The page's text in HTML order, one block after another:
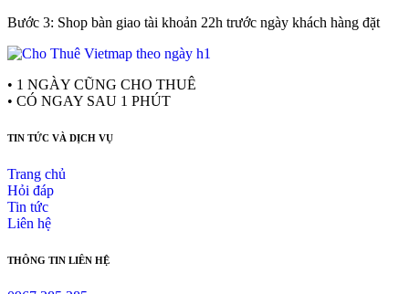
Bước 3: Shop bàn giao tài khoản 22h trước ngày khách hàng đặt
• 1 NGÀY CŨNG CHO THUÊ
• CÓ NGAY SAU 1 PHÚT
TIN TỨC VÀ DỊCH VỤ
Trang chủ
Hỏi đáp
Tin tức
Liên hệ
THÔNG TIN LIÊN HỆ